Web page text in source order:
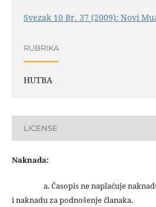
Svezak 10 Br. 37 (2009): Novi
RUBRIKA
HUTBA
LICENSE
Naknada:
a. Časopis ne naplaćuje naknadu
i naknadu za podnošenje članaka.